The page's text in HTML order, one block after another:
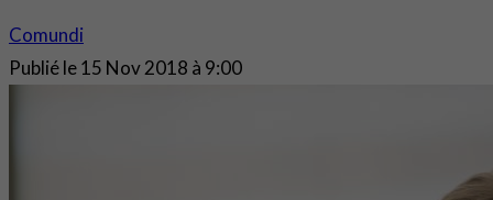
Comundi
Publié le15 Nov 2018 à 9:00